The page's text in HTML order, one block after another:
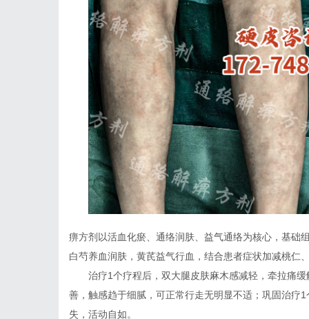
痹方剂以活血化瘀、通络润肤、益气通络为核心，基础
白芍养血润肤，黄芪益气行血，结合患者症状加减桃仁
治疗1个疗程后，双大腿皮肤麻木感减轻，牵拉痛
善，触感趋于细腻，可正常行走无明显不适；巩固治疗
失，活动自如。